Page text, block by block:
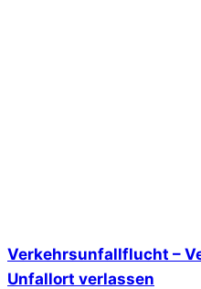
Verkehrsunfallflucht –
Unfallort verlassen